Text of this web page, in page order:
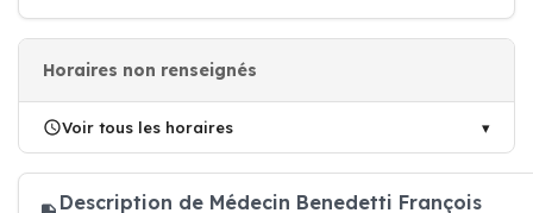
Horaires non renseignés
Voir tous les horaires
Description de Médecin Benedetti François